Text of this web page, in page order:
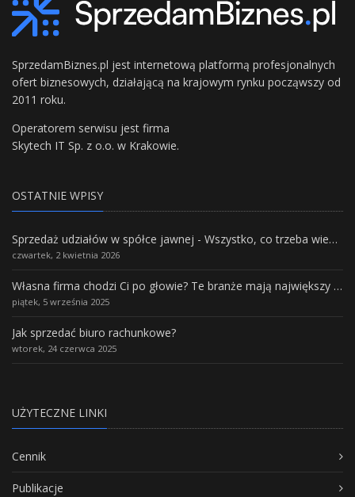
SprzedamBiznes.pl jest internetową platformą profesjonalnych
ofert biznesowych, działającą na krajowym rynku począwszy od
2011 roku.
Operatorem serwisu jest firma
Skytech IT Sp. z o.o. w Krakowie.
OSTATNIE WPISY
Sprzedaż udziałów w spółce jawnej - Wszystko, co trzeba wiedzieć.
czwartek, 2 kwietnia 2026
Własna firma chodzi Ci po głowie? Te branże mają największy potencjał rozwoju
piątek, 5 września 2025
Jak sprzedać biuro rachunkowe?
wtorek, 24 czerwca 2025
UŻYTECZNE LINKI
Cennik
Publikacje